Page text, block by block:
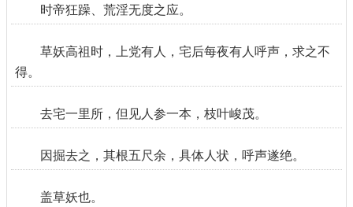
时帝狂躁、荒淫无度之应。
草妖高祖时，上党有人，宅后每夜有人呼声，求之不
得。
去宅一里所，但见人参一本，枝叶峻茂。
因掘去之，其根五尺余，具体人状，呼声遂绝。
盖草妖也。